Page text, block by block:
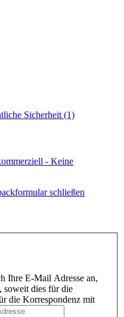
Sicherheit (1)
- Keine
Ihre E-Mail Adresse an,
soweit dies für die
die Korrespondenz mit